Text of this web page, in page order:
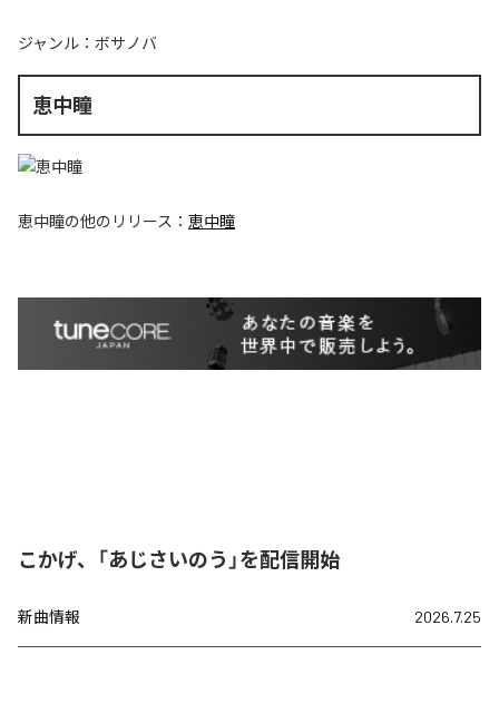
ジャンル： ボサノバ
恵中瞳
恵中瞳の他のリリース： 恵中瞳
こかげ、「あじさいのう」を配信開始
新曲情報 2026.7.25